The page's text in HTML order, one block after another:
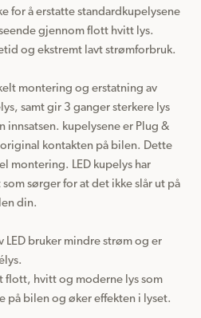
for å erstatte standardkupelysene
gjennom flott hvitt lys.
og ekstremt lavt strømforbruk.
montering og erstatning av
samt gir 3 ganger sterkere lys
innsatsen. kupelysene er Plug &
original kontakten på bilen. Dette
montering. LED kupelys har
sørger for at det ikke slår ut på
din.
LED bruker mindre strøm og er
flott, hvitt og moderne lys som
på bilen og øker effekten i lyset.